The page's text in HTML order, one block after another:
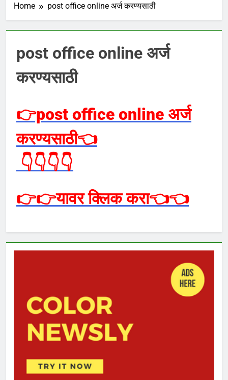
Home post office online अर्ज करण्यसाठी
post office online अर्ज
करण्यसाठी
👉post office online अर्ज
करण्यसाठी👈
👇👇👇👇
👉👉यावर क्लिक करा👈👈